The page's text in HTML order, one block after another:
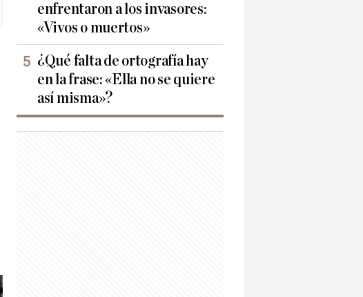
enfrentaron a los invasores:
«Vivos o muertos»
¿Qué falta de ortografía hay
en la frase: «Ella no se quiere
así misma»?